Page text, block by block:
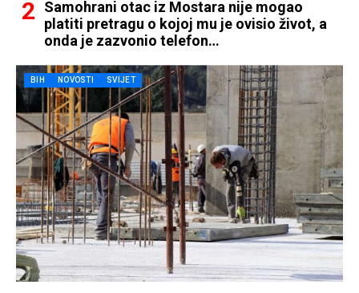
Samohrani otac iz Mostara nije mogao
platiti pretragu o kojoj mu je ovisio život, a
onda je zazvonio telefon…
BIH NOVOSTI SVIJET